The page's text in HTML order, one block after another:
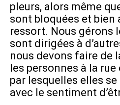
pleurs, alors même
sont bloquées et bien
ressort. Nous gérons
sont dirigées à
nous devons faire de
les personnes à la
par lesquelles elles
avec le sentiment